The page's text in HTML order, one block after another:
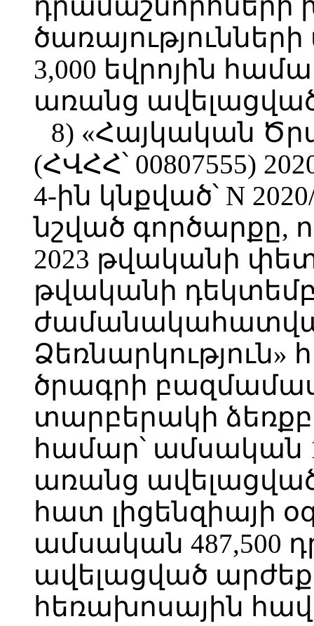
3,000 եվրոյին
առանց
8) «Հայկական
(ՀՎՀՀ՝ 00807555)
4-ին կնքված՝ N
նշված գործարքը,
2023 թվականի
թվականի
ծրագրի
տարբերակի
համար՝ ամսական
առանց
հատ լիցենզիայի
ամսական 487,500
ավելացված
հեռախոսային